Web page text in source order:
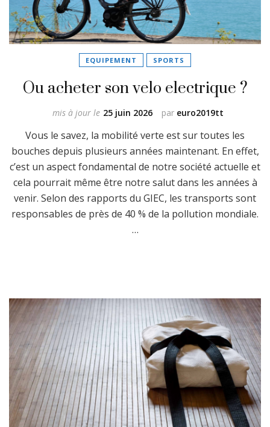
EQUIPEMENT SPORTS
Ou acheter son velo electrique ?
par euro2019tt
mis à jour le 25 juin 2026
Vous le savez, la mobilité verte est sur toutes les
bouches depuis plusieurs années maintenant. En effet,
c’est un aspect fondamental de notre société actuelle et
cela pourrait même être notre salut dans les années à
venir. Selon des rapports du GIEC, les transports sont
responsables de près de 40 % de la pollution mondiale.
…